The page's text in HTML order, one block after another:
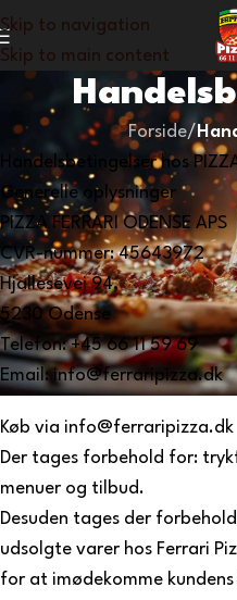
Skip to navigation
Skip to main content
Forside/
Handelsbetingelser hos
Generelle oplysninger
PIZZA FERRARI ODENSE APS
CVR-nummer: 45643972
Hjallesevej 94,
5230 Odense
Telefon: +45 66 11 59 69
Email: info@ferraripizza.dk
Køb via info@ferraripizza.dk
Der tages forbehold for:
menuer og tilbud.
Desuden tages der
udsolgte varer hos Ferrari
for at imødekomme